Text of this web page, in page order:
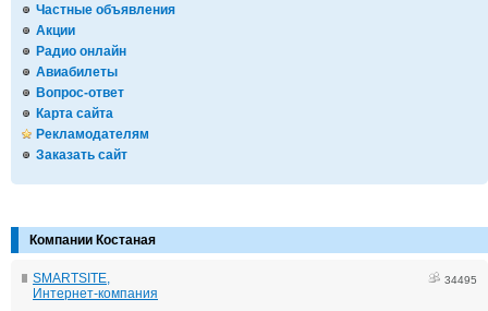
Частные объявления
Акции
Радио онлайн
Авиабилеты
Вопрос-ответ
Карта сайта
Рекламодателям
Заказать сайт
Компании Костаная
SMARTSITE,
Интернет-компания
34495